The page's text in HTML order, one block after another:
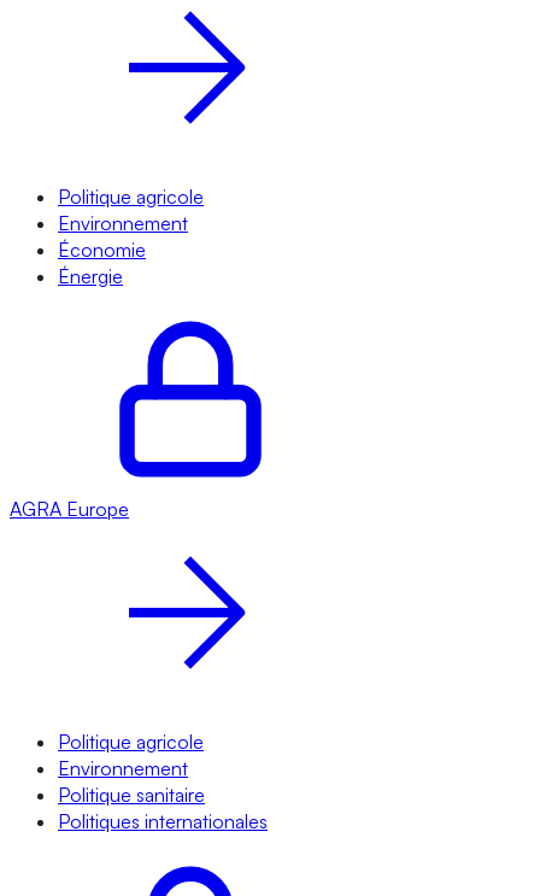
Politique agricole
Environnement
Économie
Énergie
AGRA Europe
Politique agricole
Environnement
Politique sanitaire
Politiques internationales